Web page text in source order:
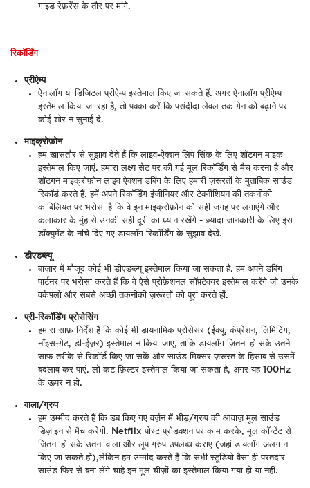
गाइड रेफ़रेंस के तौर पर मांगे.
रिकॉर्डिंग
प्रीऐम्प
ऐनालॉग या डिजिटल प्रीऐम्प इस्तेमाल किए जा सकते हैं. अगर ऐनालॉग प्रीऐम्प
इस्तेमाल किया जा रहा है, तो पक्का करें कि पसंदीदा लेवल तक गेन को बढ़ाने पर
कोई शोर न सुनाई दे.
माइक्रोफ़ोन
हम खासतौर से सुझाव देते हैं कि लाइव-ऐक्शन लिप सिंक के लिए शॉटगन माइक
इस्तेमाल किए जाएं. हमारा लक्ष्य सेट पर की गई मूल रिकॉर्डिंग से मैच करना है और
शॉटगन माइक्रोफ़ोन लाइव ऐक्शन डबिंग के लिए हमारी ज़रूरतों के मुताबिक साउंड
रिकॉर्ड करते हैं.हमें अपने रिकॉर्डिंग इंजीनियर और टेक्नीशियन की तकनीकी
काबिलियत पर भरोसा है कि वे इन माइक्रोफ़ोन को सही जगह पर लगाएंगे और
कलाकार के मुंह से उनकी सही दूरी का ध्यान रखेंगे - ज़्यादा जानकारी के लिए इस
डॉक्युमेंट के नीचे दिए गए डायलॉग रिकॉर्डिंग के सुझाव देखें.
डीएडब्ल्यू
बाज़ार में मौजूद कोई भी डीएडब्ल्यू इस्तेमाल किया जा सकता है. हम अपने डबिंग
पार्टनर पर भरोसा करते हैं कि वे ऐसे प्रोफ़ेशनल सॉफ़्टेवयर इस्तेमाल करेंगे जो उनके
वर्कफ़्लो और सबसे अच्छी तकनीकी ज़रूरतों को पूरा करते हों.
प्री-रिकॉर्डिंग प्रोसेसिंग
हमारा साफ़ निर्देश है कि कोई भी डायनामिक प्रोसेसर (ईक्यू, कंप्रेशन, लिमिटिंग,
नॉइस-गेट, डी-ईज़र) इस्तेमाल न किया जाए, ताकि डायलॉग जितना हो सके उतने
साफ़ तरीके से रिकॉर्ड किए जा सकें और साउंड मिक्सर ज़रूरत के हिसाब से उसमें
बदलाव कर पाएं. लो कट फ़िल्टर इस्तेमाल किया जा सकता है, अगर यह 100Hz
के ऊपर न हो.
वाला/ग्रुप
हम उम्मीद करते हैं कि डब किए गए वर्ज़न में भीड़/ग्रुप की आवाज़ मूल साउंड
डिज़ाइन से मैच करेगी. Netflix पोस्ट प्रोडक्शन पर काम करके, मूल कॉन्टेंट से
जितना हो सके उतना वाला और लूप ग्रुप उपलब्ध कराए (जहां डायलॉग अलग न
किए जा सकते हों),लेकिन हम उम्मीद करते हैं कि सभी स्टूडियो वैसा ही परतदार
साउंड फिर से बना लेंगे चाहे इन मूल चीज़ों का इस्तेमाल किया गया हो या नहीं.